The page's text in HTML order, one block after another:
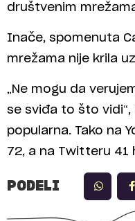
društvenim
Inače, spomenuta
mrežama nije krila
„Ne mogu da
se sviđa to što
popularna. Tako na
72, a na Twitteru 41
PODELI